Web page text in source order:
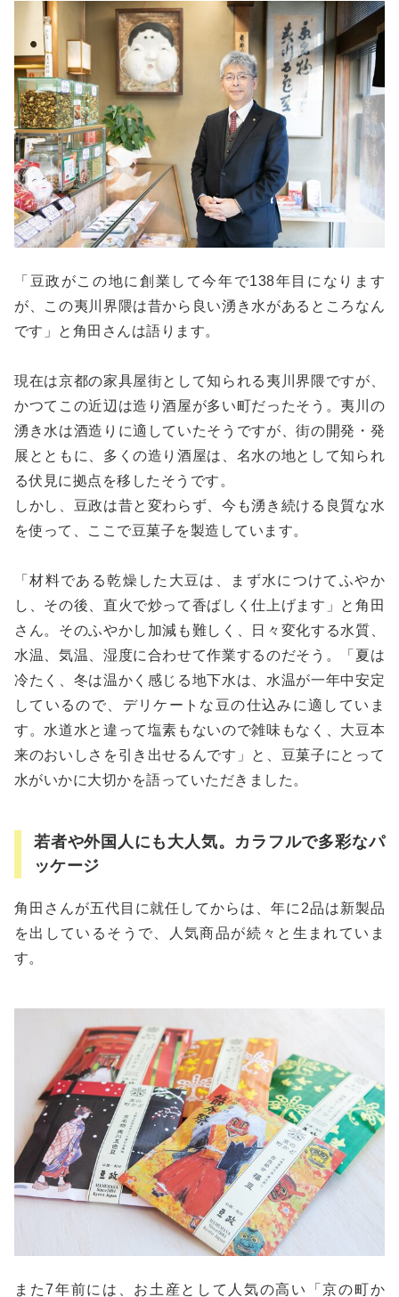
「豆政がこの地に創業して今年で138年目になります
が、この夷川界隈は昔から良い湧き水があるところなん
です」と角田さんは語ります。
現在は京都の家具屋街として知られる夷川界隈ですが、
かつてこの近辺は造り酒屋が多い町だったそう。夷川の
湧き水は酒造りに適していたそうですが、街の開発・発
展とともに、多くの造り酒屋は、名水の地として知られ
る伏見に拠点を移したそうです。
しかし、豆政は昔と変わらず、今も湧き続ける良質な水
を使って、ここで豆菓子を製造しています。
「材料である乾燥した大豆は、まず水につけてふやか
し、その後、直火で炒って香ばしく仕上げます」と角田
さん。そのふやかし加減も難しく、日々変化する水質、
水温、気温、湿度に合わせて作業するのだそう。「夏は
冷たく、冬は温かく感じる地下水は、水温が一年中安定
しているので、デリケートな豆の仕込みに適していま
す。水道水と違って塩素もないので雑味もなく、大豆本
来のおいしさを引き出せるんです」と、豆菓子にとって
水がいかに大切かを語っていただきました。
若者や外国人にも大人気。カラフルで多彩なパ
ッケージ
角田さんが五代目に就任してからは、年に2品は新製品
を出しているそうで、人気商品が続々と生まれていま
す。
また7年前には、お土産として人気の高い「京の町か